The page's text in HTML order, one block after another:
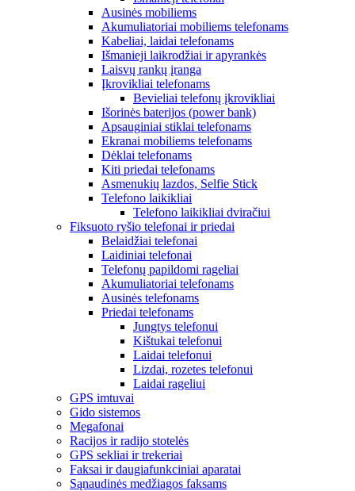
Ausinės mobiliems
Akumuliatoriai mobiliems telefonams
Kabeliai, laidai telefonams
Išmanieji laikrodžiai ir apyrankės
Laisvų rankų įranga
Įkrovikliai telefonams
Bevieliai telefonų įkrovikliai
Išorinės baterijos (power bank)
Apsauginiai stiklai telefonams
Ekranai mobiliems telefonams
Dėklai telefonams
Kiti priedai telefonams
Asmenukių lazdos, Selfie Stick
Telefono laikikliai
Telefono laikikliai dviračiui
Fiksuoto ryšio telefonai ir priedai
Belaidžiai telefonai
Laidiniai telefonai
Telefonų papildomi rageliai
Akumuliatoriai telefonams
Ausinės telefonams
Priedai telefonams
Jungtys telefonui
Kištukai telefonui
Laidai telefonui
Lizdai, rozetes telefonui
Laidai rageliui
GPS imtuvai
Gido sistemos
Megafonai
Racijos ir radijo stotelės
GPS sekliai ir trekeriai
Faksai ir daugiafunkciniai aparatai
Sąnaudinės medžiagos faksams